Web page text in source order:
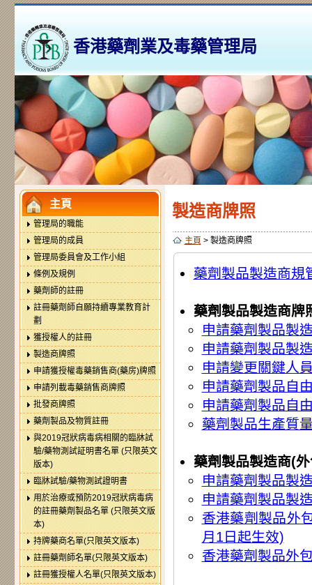
香港藥劑業及毒藥管理局
主頁
管理局的職能
管理局的成員
管理局委員會及工作小組
條例及規例
藥劑師的註冊
註冊藥劑師自願持續專業教育計
劃
獲授權人的註冊
製造商牌照
申請獲授權毒藥銷售商(藥房)牌照
這
連
結
會
新
窗
打
開。
申請列載毒藥銷售商牌照
批發商牌照
藥劑製品及物質註冊
連
會
新
視
窗
打
開。
與2019冠狀病毒病相關的臨牀試
驗/藥物測試証明書名單 (只限英文
版本)
臨牀試驗/藥物測試證明書
這
連
結
會
以
新
視
窗
打
開。
用於治療或預防2019冠狀病毒病
的註冊藥劑製品名單 (只限英文版
本)
持牌藥商名單(只限英文版本)
註冊藥劑師名單(只限英文版本)
註冊獲授權人名單(只限英文版本)
製造商牌照
主頁 > 製造商牌照
藥劑製品製造商規
藥劑製品製造商牌
申請藥劑製品製
申請藥劑製品製
申請變更關鍵人
申請藥劑製品自
申請藥劑製品自
藥劑製品生產質
藥劑製品製造商(
申請藥劑製品製
申請藥劑製品製
香港藥劑製品外
月1日起生效)
香港藥劑製品外